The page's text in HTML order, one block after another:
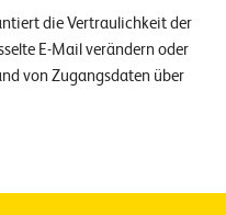
e
n
die Vertraulichkeit der
E-Mail verändern oder
von Zugangsdaten über